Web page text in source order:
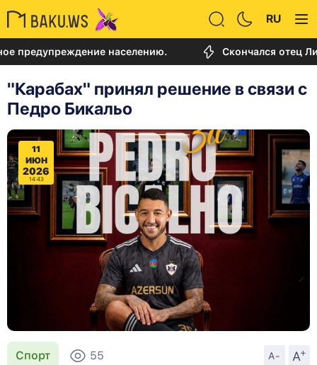
RU
населению. Скончался отец Лионеля
"Карабах" принял решение в связи с
Педро Бикальо
11
ИЮН
2026
14:43
Спорт 55 A- A
+